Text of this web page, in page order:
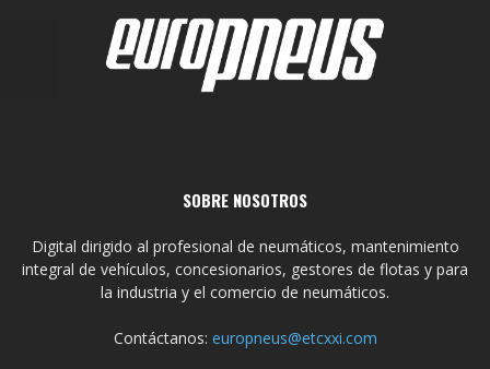
SOBRE NOSOTROS
Digital dirigido al profesional de neumáticos, mantenimiento
integral de vehículos, concesionarios, gestores de flotas y para
la industria y el comercio de neumáticos.
Contáctanos: europneus@etcxxi.com